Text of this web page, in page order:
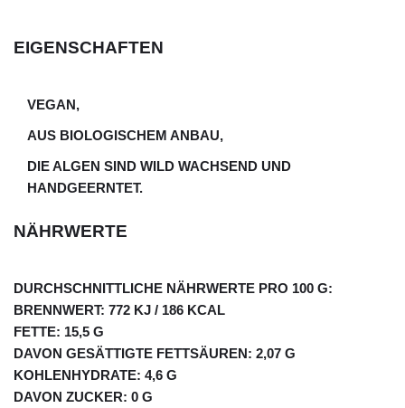
EIGENSCHAFTEN
VEGAN,
AUS BIOLOGISCHEM ANBAU,
DIE ALGEN SIND WILD WACHSEND UND
HANDGEERNTET.
NÄHRWERTE
DURCHSCHNITTLICHE NÄHRWERTE PRO 100 G:
BRENNWERT: 772 KJ / 186 KCAL
FETTE: 15,5 G
DAVON GESÄTTIGTE FETTSÄUREN: 2,07 G
KOHLENHYDRATE: 4,6 G
DAVON ZUCKER: 0 G